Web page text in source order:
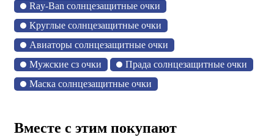
Ray-Ban солнцезащитные очки
Круглые солнцезащитные очки
Авиаторы солнцезащитные очки
Мужские сз очки
Прада солнцезащитные очки
Маска солнцезащитные очки
Вместе с этим покупают